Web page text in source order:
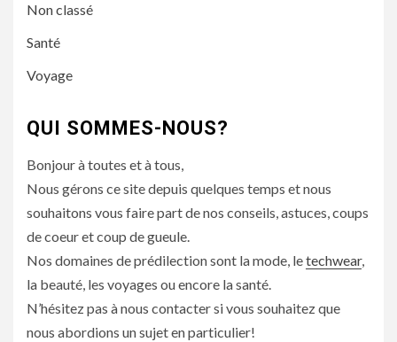
Non classé
Santé
Voyage
QUI SOMMES-NOUS?
Bonjour à toutes et à tous,
Nous gérons ce site depuis quelques temps et nous
souhaitons vous faire part de nos conseils, astuces, coups
de coeur et coup de gueule.
Nos domaines de prédilection sont la mode, letechwear,
la beauté, les voyages ou encore la santé.
N’hésitez pas à nous contacter si vous souhaitez que
nous abordions un sujet en particulier!